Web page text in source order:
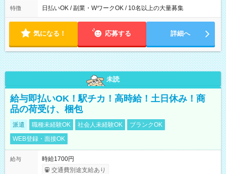
特徴 日払いOK / 副業・WワークOK / 10名以上の大量募集
気になる！ 応募する 詳細へ
未読
給与即払いOK！駅チカ！高時給！土日休み！商
品の荷受け、梱包
派遣 職種未経験OK 社会人未経験OK
ブランクOK
WEB登録・面接OK
給与
時給1700円
交通費別途支給あり